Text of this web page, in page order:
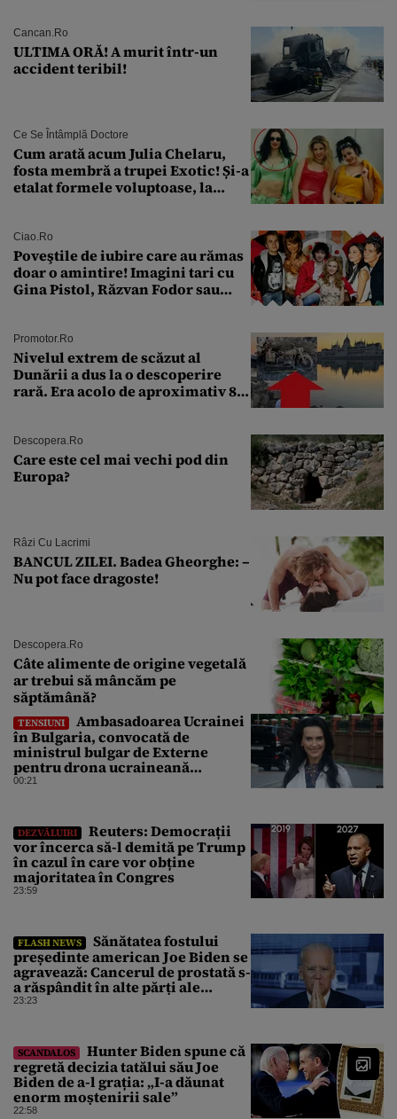
Cancan.ro
ULTIMA ORĂ! A murit într-un
accident teribil!
Ce Se Întâmplă Doctore
Cum arată acum Julia Chelaru,
fosta membră a trupei Exotic! Și-a
etalat formele voluptoase, la
Ciao.ro
Poveştile de iubire care au rămas
doar o amintire! Imagini tari cu
Gina Pistol, Răzvan Fodor sau
Promotor.ro
Nivelul extrem de scăzut al
Dunării a dus la o descoperire
rară. Era acolo de aproximativ 80
Descopera.ro
Care este cel mai vechi pod din
Europa?
Râzi Cu Lacrimi
BANCUL ZILEI. Badea Gheorghe: –
Nu pot face dragoste!
Descopera.ro
Câte alimente de origine vegetală
ar trebui să mâncăm pe
săptămână?
TENSIUNI
Ambasadoarea Ucrainei
în Bulgaria, convocată de
ministrul bulgar de Externe
pentru drona ucraineană
prăbușită în apropierea
00:21
DEZVĂLUIRI
Reuters: Democrații
vor încerca să-l demită pe Trump
în cazul în care vor obține
majoritatea în Congres
23:59
FLASH NEWS
Sănătatea fostului
președinte american Joe Biden se
agravează: Cancerul de prostată s-
a răspândit în alte părți ale
corpului
23:23
SCANDALOS
Hunter Biden spune că
regretă decizia tatălui său Joe
Biden de a-l grația: „I-a dăunat
enorm moștenirii sale”
22:58